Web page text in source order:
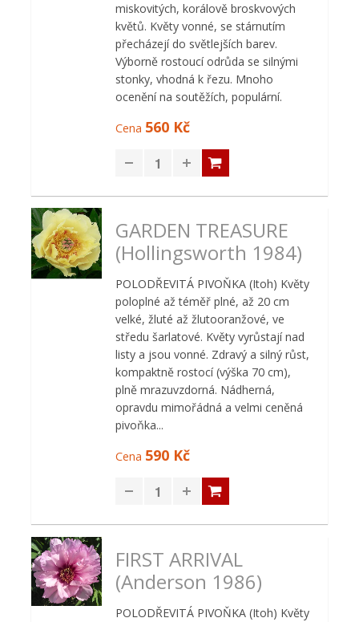
miskovitých, korálově broskvových
květů. Květy vonné, se stárnutím
přecházejí do světlejších barev.
Výborně rostoucí odrůda se silnými
stonky, vhodná k řezu. Mnoho
ocenění na soutěžích, populární.
Cena 560 Kč
GARDEN TREASURE
(Hollingsworth 1984)
POLODŘEVITÁ PIVOŇKA (Itoh) Květy
poloplné až téměř plné, až 20 cm
velké, žluté až žlutooranžové, ve
středu šarlatové. Květy vyrůstají nad
listy a jsou vonné. Zdravý a silný růst,
kompaktně rostocí (výška 70 cm),
plně mrazuvzdorná. Nádherná,
opravdu mimořádná a velmi ceněná
pivoňka...
Cena 590 Kč
FIRST ARRIVAL
(Anderson 1986)
POLODŘEVITÁ PIVOŇKA (Itoh) Květy